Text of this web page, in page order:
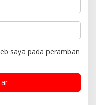
saya pada peramban